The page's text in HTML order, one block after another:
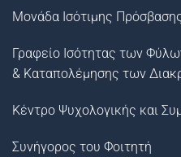
Μονάδα Ισότιμης
Γραφείο Ισότητας των
& Καταπολέμησης των
Κέντρο Ψυχολογικής και
Συνήγορος του Φοιτητή